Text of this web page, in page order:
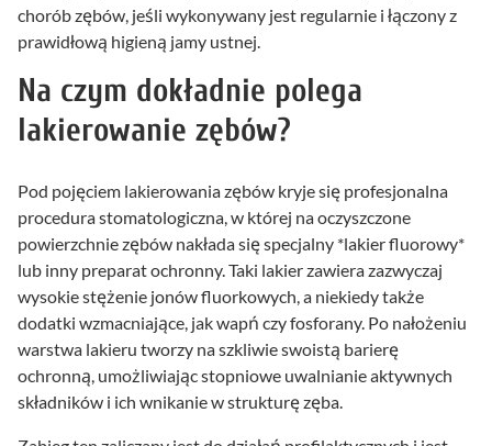
chorób zębów, jeśli wykonywany jest regularnie i łączony z
prawidłową higieną jamy ustnej.
Na czym dokładnie polega
lakierowanie zębów?
Pod pojęciem lakierowania zębów kryje się profesjonalna
procedura stomatologiczna, w której na oczyszczone
powierzchnie zębów nakłada się specjalny *lakier fluorowy*
lub inny preparat ochronny. Taki lakier zawiera zazwyczaj
wysokie stężenie jonów fluorkowych, a niekiedy także
dodatki wzmacniające, jak wapń czy fosforany. Po nałożeniu
warstwa lakieru tworzy na szkliwie swoistą barierę
ochronną, umożliwiając stopniowe uwalnianie aktywnych
składników i ich wnikanie w strukturę zęba.